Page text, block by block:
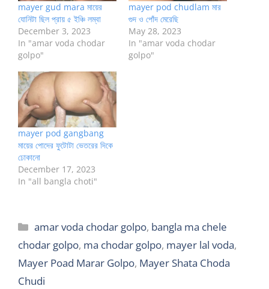
mayer gud mara মায়ের
যোনিটা ছিল প্রায় ৫ ইঞ্চি লম্বা
December 3, 2023
In "amar voda chodar
golpo"
mayer pod chudlam মার
গুদ ও পোঁদ মেরেছি
May 28, 2023
In "amar voda chodar
golpo"
mayer pod gangbang
মায়ের পোদের ফুটোটা ভেতরের দিকে
ঢোকানো
December 17, 2023
In "all bangla choti"
Categories
amar voda chodar golpo, bangla ma chele
chodar golpo, ma chodar golpo, mayer lal voda,
Mayer Poad Marar Golpo, Mayer Shata Choda
Chudi